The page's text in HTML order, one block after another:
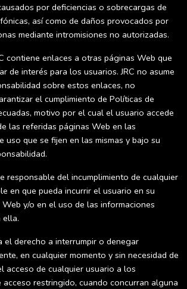
por deficiencias o sobrecargas de
así como de daños provocados por
mediante intromisiones no autorizadas.
contiene enlaces a otras páginas Web que
de interés para los usuarios. JRC no asume
sobre estos enlaces, no
el cumplimiento de Políticas de
motivo por el cual el usuario accede
las referidas páginas Web en las
uso que se fijen en las mismas y bajo su
responsable del incumplimiento de cualquier
en que pueda incurrir el usuario en su
y/o en el uso de las informaciones
ella.
el derecho a interrumpir o denegar
en cualquier momento y sin necesidad de
acceso de cualquier usuario a los
restringido, cuando concurran alguna